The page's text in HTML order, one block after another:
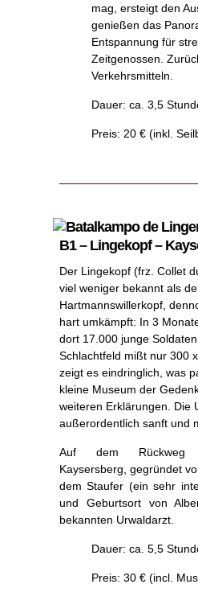
mag, ersteigt den
genießen das
Entspannung für
Zeitgenossen.
Verkehrsmitteln.
Dauer: ca. 3,5
Preis: 20 € (inkl.
B1 – Lingekopf –
Der Lingekopf (frz. Collet
viel weniger bekannt als
Hartmannswillerkopf,
hart umkämpft: In 3
dort 17.000 junge
Schlachtfeld mißt nur 300
zeigt es eindringlich, was
kleine Museum der
weiteren Erklärungen. Die
außerordentlich sanft und
Auf dem
Kaysersberg, gegründet
dem Staufer (ein sehr
und Geburtsort von
bekannten Urwaldarzt.
Dauer: ca. 5,5
Preis: 30 € (incl.